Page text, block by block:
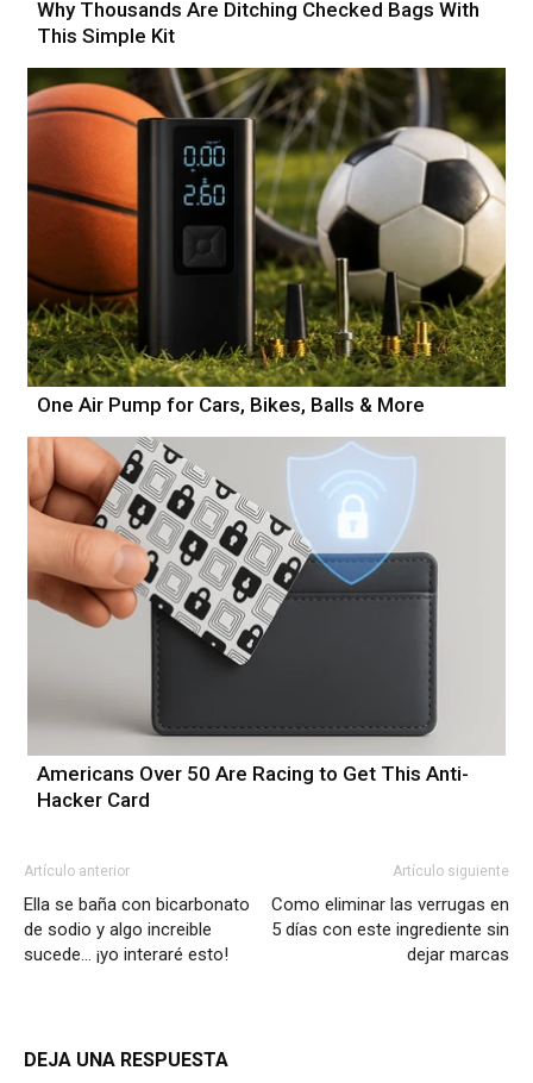
Why Thousands Are Ditching Checked Bags With
This Simple Kit
One Air Pump for Cars, Bikes, Balls & More
Americans Over 50 Are Racing to Get This Anti-
Hacker Card
Artículo anterior
Ella se baña con bicarbonato
de sodio y algo increible
sucede… ¡yo interaré esto!
Artículo siguiente
Como eliminar las verrugas en
5 días con este ingrediente sin
dejar marcas
DEJA UNA RESPUESTA